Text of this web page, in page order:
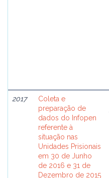
2017
Coleta e
preparação de
dados do Infopen
referente à
situação nas
Unidades Prisionais
em 30 de Junho
de 2016 e 31 de
Dezembro de 2015